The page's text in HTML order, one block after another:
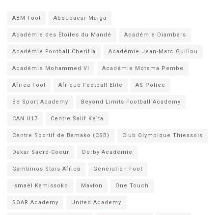
ABM Foot Aboubacar Maiga
Académie des Étoiles du Mandé Académie Diambars
Académie Football Cherifla Académie Jean-Marc Guillou
Académie Mohammed VI Académie Motema Pembe
Africa Foot Afrique Football Elite AS Police
Be Sport Academy Beyond Limits Football Academy
CAN U17 Centre Salif Keita
Centre Sportif de Bamako (CSB) Club Olympique Thiessois
Dakar Sacré-Coeur Derby Académie
Gambinos Stars Africa Génération Foot
Ismaël Kamissoko Mavlon One Touch
SOAR Academy United Academy